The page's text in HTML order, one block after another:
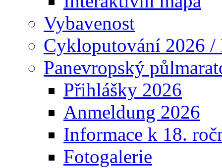
Vybavenost
Cykloputování 2026 /
Panevropský
Přihlášky 2026
Anmeldung 2026
Informace k 18.
Fotogalerie